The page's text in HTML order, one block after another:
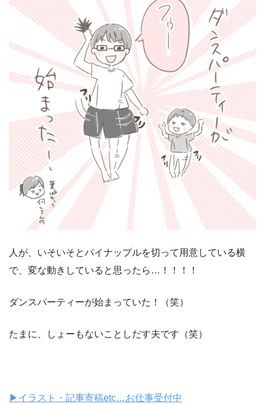
人が、いそいそとパイナップルを切って用意している横
で、変な動きしていると思ったら…！！！！
ダンスパーティーが始まっていた！（笑）
たまに、しょーもないことしだす夫です（笑）
▶︎イラスト・記事寄稿etc…お仕事受付中